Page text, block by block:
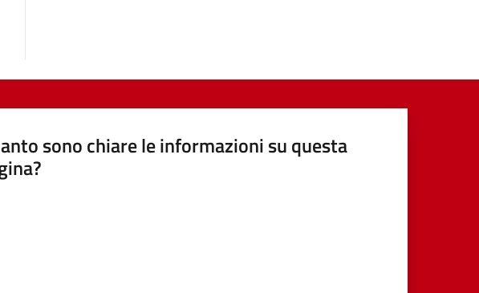
sono chiare le informazioni su questa